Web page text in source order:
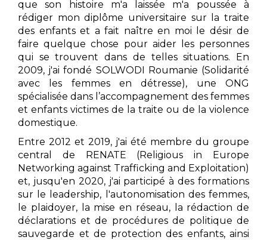
que son histoire m'a laissée m'a poussée à
rédiger mon diplôme universitaire sur la traite
des enfants et a fait naître en moi le désir de
faire quelque chose pour aider les personnes
qui se trouvent dans de telles situations. En
2009, j'ai fondé SOLWODI Roumanie (Solidarité
avec les femmes en détresse), une ONG
spécialisée dans l’accompagnement des femmes
et enfants victimes de la traite ou de la violence
domestique.
Entre 2012 et 2019, j'ai été membre du groupe
central de RENATE (Religious in Europe
Networking against Trafficking and Exploitation)
et, jusqu'en 2020, j'ai participé à des formations
sur le leadership, l'autonomisation des femmes,
le plaidoyer, la mise en réseau, la rédaction de
déclarations et de procédures de politique de
sauvegarde et de protection des enfants, ainsi